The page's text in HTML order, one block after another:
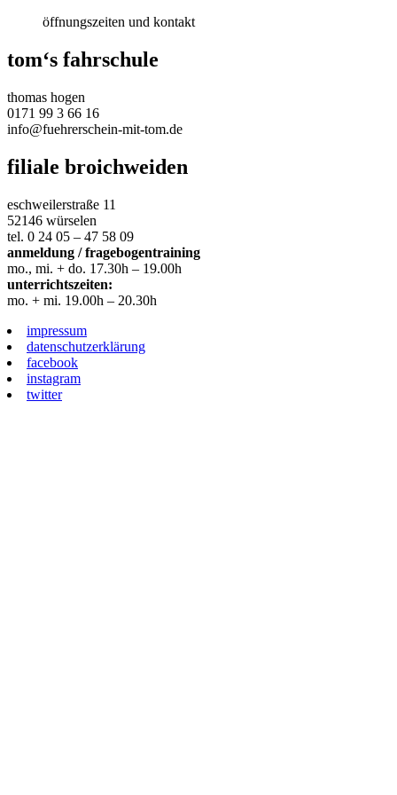
öffnungszeiten und kontakt
tom‘s fahrschule
thomas hogen
0171 99 3 66 16
info@fuehrerschein-mit-tom.de
filiale broichweiden
eschweilerstraße 11
52146 würselen
tel. 0 24 05 – 47 58 09
anmeldung / fragebogentraining
mo., mi. + do. 17.30h – 19.00h
unterrichtszeiten:
mo. + mi. 19.00h – 20.30h
impressum
datenschutzerklärung
facebook
instagram
twitter